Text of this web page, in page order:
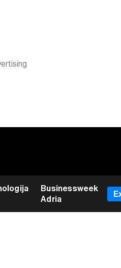
Businessweek
Adria